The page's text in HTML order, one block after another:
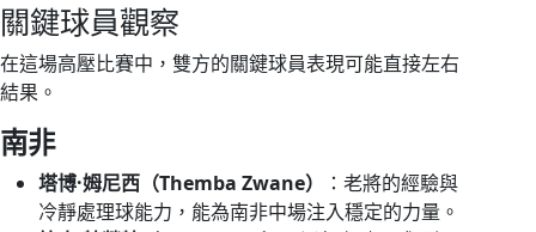
關鍵球員觀察
在這場高壓比賽中，雙方的關鍵球員表現可能直接左右
結果。
南非
塔博·姆尼西（Themba Zwane）
：老將的經驗與
冷靜處理球能力，能為南非中場注入穩定的力量。